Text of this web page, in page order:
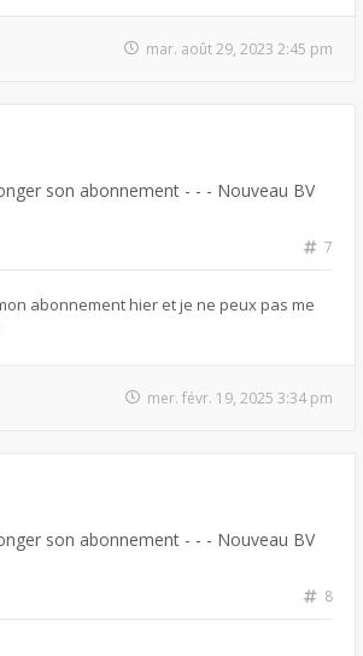
mar. août 29, 2023 2:45 pm
son abonnement - - - Nouveau BV
7
abonnement hier et je ne peux pas me
mer. févr. 19, 2025 3:34 pm
son abonnement - - - Nouveau BV
8